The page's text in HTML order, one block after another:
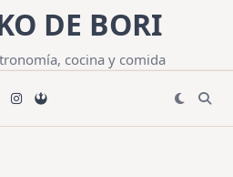
DE BORI
cocina y comida